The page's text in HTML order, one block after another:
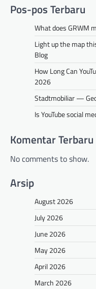
Pos-pos Terbaru
What does GRWM
Light up the map
Blog
How Long Can
2026
Stadtmobiliar —
Is YouTube social
Komentar Terbaru
No comments to show.
Arsip
August 2026
July 2026
June 2026
May 2026
April 2026
March 2026